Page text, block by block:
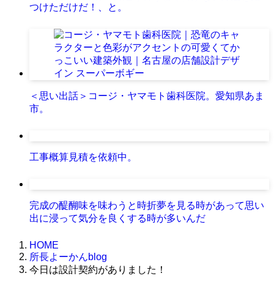
つけただけだ！、と。
＜思い出話＞コージ・ヤマモト歯科医院。愛知県あま
市。
工事概算見積を依頼中。
完成の醍醐味を味わうと時折夢を見る時があって思い
出に浸って気分を良くする時が多いんだ
HOME
所長よーかんblog
今日は設計契約がありました！